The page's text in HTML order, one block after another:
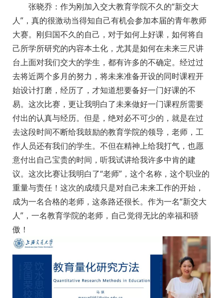
张晓乔：作为刚加入交大教育学院不久的“新交大
人”，真的很激动当得知自己有机会参加本届的青年教师
大赛。刚归国不久的自己，对于如何上好课，如何将自
己所学所研究的内容本土化，尤其是如何在未来三尺讲
台上面对我们交大的学生，都有许多的不确定。经过过
去将近两个多月的努力，将未来准备开设的同时课程开
始设计打磨，经历了，才知道想要备好一门好课的不
易。这次比赛，更让我明白了未来做好一门课程所需要
付出的认真与经历。但是，绝对必不可少的，就是在过
去这段时间不断给我鼓励的教育学院的领导，老师，工
作人员还有我们的学生。不但在精神上给我打气，也愿
意付出自己宝贵的时间，听我试讲给我许多中肯的建
议。这次比赛让我明白了“老师”，这个名称，这个职业的
重量与责任！这次的成绩只是对自己未来工作的开始，
成为一名合格的老师，这条路还很长。作为一名“新交大
人”，一名教育学院的老师，自己觉得无比的幸福和骄
傲！